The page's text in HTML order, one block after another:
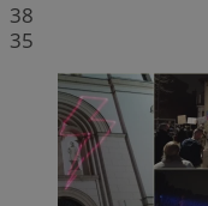
38
35